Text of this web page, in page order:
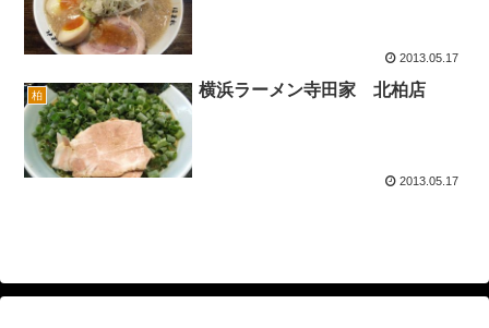
2013.05.17
柏 横浜ラーメン寺田家 北柏店
2013.05.17